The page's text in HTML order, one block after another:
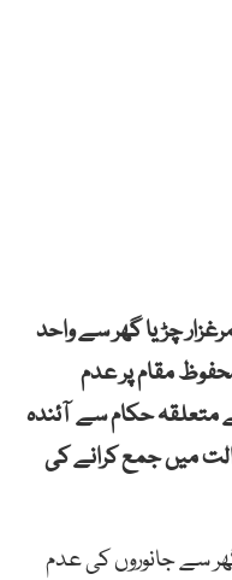
چڑیا گھر سے واحد
مقام پر عدم
متعلقہ حکام سے آئندہ
میں جمع کرانے کی
سے جانوروں کی عدم